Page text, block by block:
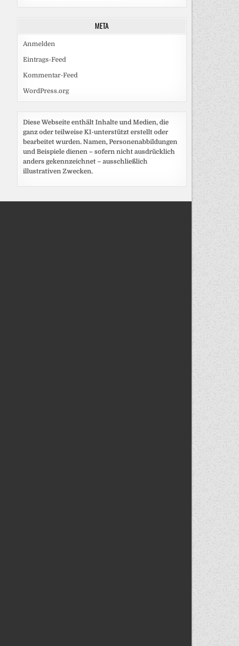
META
Anmelden
Eintrags-Feed
Kommentar-Feed
WordPress.org
Diese Webseite enthält Inhalte und Medien, die
ganz oder teilweise KI-unterstützt erstellt oder
bearbeitet wurden. Namen, Personenabbildungen
und Beispiele dienen – sofern nicht ausdrücklich
anders gekennzeichnet – ausschließlich
illustrativen Zwecken.